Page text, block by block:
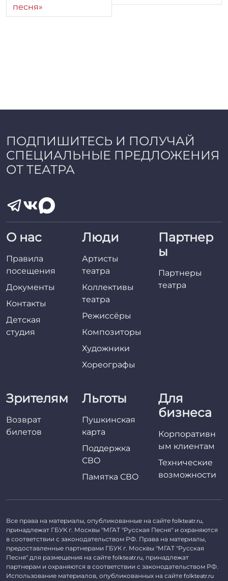
песня»
ПОДПИШИТЕСЬ И ПОЛУЧАЙ
СПЕЦИАЛЬНЫЕ ПРЕДЛОЖЕНИЯ
ОТ ТЕАТРА
О нас
Правила
посещения
Документы
Контакты
Детская
студия
Люди
Артисты
театра
Коллективы
театра
Режиссёры
Композиторы
Художники
Хореографы
Партнер
ы
Партнеры
театра
Зрителям
Возврат
билетов
Льготы
Пушкинская
карта
Поддержка
СВО
Памятка СВО
Для
бизнеса
Корпоративн
ым клиентам
Технические
возможности
Все права на материалы, опубликованные на сайте folkteatr.ru,
принадлежат ГБУК г. Москвы "МГАТ "Русская Песня" и охраняются
в соответствии с законодательством РФ. Права на материалы,
предоставленные партнерами ГБУК г. Москвы "МГАТ "Русская
Песня" для размещения на сайте folkteatr.ru, принадлежат
партнерам и охраняются в соответствии с законодательством РФ.
Использование материалов, опубликованных на сайте folkteatr.ru